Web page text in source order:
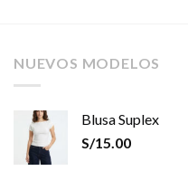
NUEVOS MODELOS
Blusa Suplex
S/15.00